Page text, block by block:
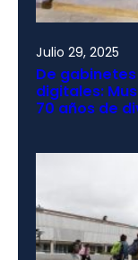
Julio 29, 2025
De
digitales:
70 años de